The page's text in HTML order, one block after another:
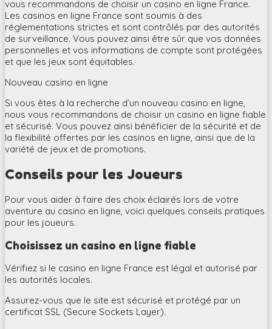
vous recommandons de choisir un casino en ligne France.
Les casinos en ligne France sont soumis à des
réglementations strictes et sont contrôlés par des autorités
de surveillance. Vous pouvez ainsi être sûr que vos données
personnelles et vos informations de compte sont protégées
et que les jeux sont équitables.
Nouveau casino en ligne
Si vous êtes à la recherche d’un nouveau casino en ligne,
nous vous recommandons de choisir un casino en ligne fiable
et sécurisé. Vous pouvez ainsi bénéficier de la sécurité et de
la flexibilité offertes par les casinos en ligne, ainsi que de la
variété de jeux et de promotions.
Conseils pour les Joueurs
Pour vous aider à faire des choix éclairés lors de votre
aventure au casino en ligne, voici quelques conseils pratiques
pour les joueurs.
Choisissez un casino en ligne fiable
Vérifiez si le casino en ligne France est légal et autorisé par
les autorités locales.
Assurez-vous que le site est sécurisé et protégé par un
certificat SSL (Secure Sockets Layer).